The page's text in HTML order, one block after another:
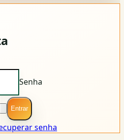
Senha
Entrar
senha